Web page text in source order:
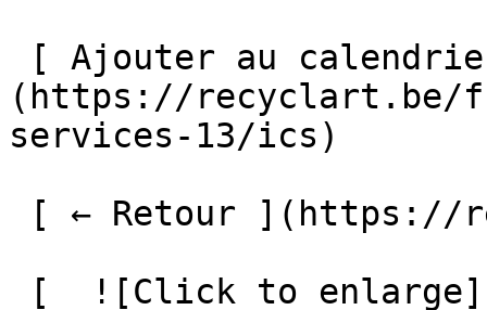
(https://recyclart.be/
services-13/ics)